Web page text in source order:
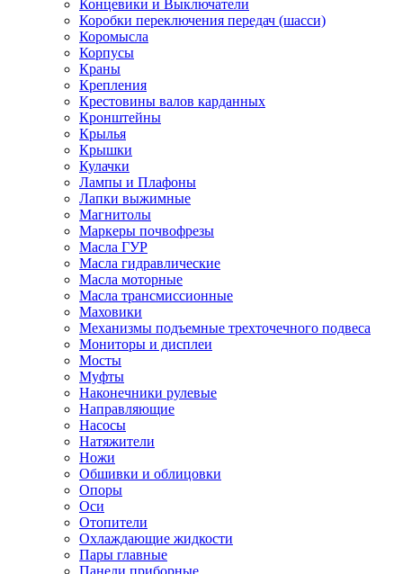
Концевики и Выключатели
Коробки переключения передач (шасси)
Коромысла
Корпусы
Краны
Крепления
Крестовины валов карданных
Кронштейны
Крылья
Крышки
Кулачки
Лампы и Плафоны
Лапки выжимные
Магнитолы
Маркеры почвофрезы
Масла ГУР
Масла гидравлические
Масла моторные
Масла трансмиссионные
Маховики
Механизмы подъемные трехточечного подвеса
Мониторы и дисплеи
Мосты
Муфты
Наконечники рулевые
Направляющие
Насосы
Натяжители
Ножи
Обшивки и облицовки
Опоры
Оси
Отопители
Охлаждающие жидкости
Пары главные
Панели приборные